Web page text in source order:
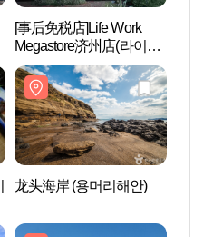
[事后免税店]Life Work
Megastore济州店(라이프
워크 메가스토어 제주점)
龙头海岸 (용머리해안)